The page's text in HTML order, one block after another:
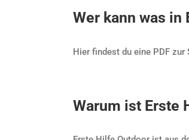
Wer kann was in
Hier findest du eine PDF
Warum ist Erste